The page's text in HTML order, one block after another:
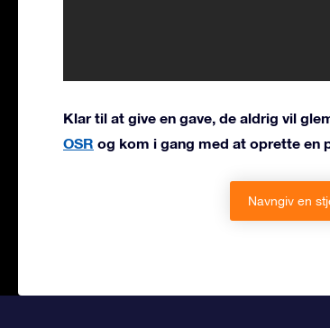
Klar til at give en gave, de aldrig vil
OSR og kom i gang med at oprette en
Navngiv en